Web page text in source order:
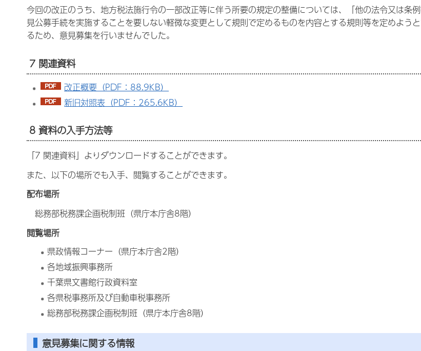
今回の改正のうち、地方税法施行令の一部改正等に伴う所要の規定の整備については、「他の法令又は条
見公募手続を実施することを要しない軽微な変更として規則で定めるものを内容とする規則等を定めよ
るため、意見募集を行いませんでした。
7 関連資料
改正概要（PDF：88.9KB）
新旧対照表（PDF：265.6KB）
8 資料の入手方法等
「7 関連資料」よりダウンロードすることができます。
また、以下の場所でも入手、閲覧することができます。
配布場所
総務部税務課企画税制班（県庁本庁舎8階）
閲覧場所
県政情報コーナー（県庁本庁舎2階）
各地域振興事務所
千葉県文書館行政資料室
各県税事務所及び自動車税事務所
総務部税務課企画税制班（県庁本庁舎8階）
意見募集に関する情報